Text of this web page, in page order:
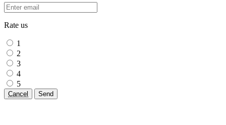
Rate us
1
2
3
4
5
Cancel Send